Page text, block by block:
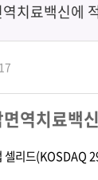
치료백신에
역치료백
셀리드(KOSDAQ